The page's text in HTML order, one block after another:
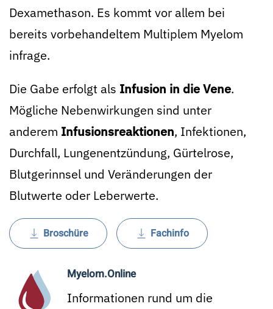
Dexamethason. Es kommt vor allem bei
bereits vorbehandeltem Multiplem Myelom
infrage.
Die Gabe erfolgt als Infusion in die Vene.
Mögliche Nebenwirkungen sind unter
anderem Infusionsreaktionen, Infektionen,
Durchfall, Lungenentzündung, Gürtelrose,
Blutgerinnsel und Veränderungen der
Blutwerte oder Leberwerte.
Broschüre Fachinfo
Myelom.Online
Informationen rund um die